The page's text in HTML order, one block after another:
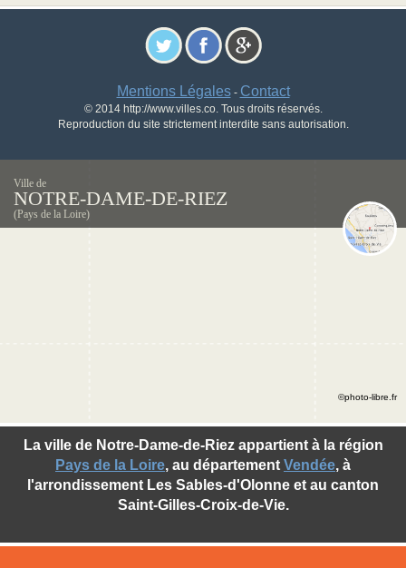
Mentions Légales- Contact
© 2014 http://www.villes.co. Tous droits réservés.
Reproduction du site strictement interdite sans autorisation.
Ville de
NOTRE-DAME-DE-RIEZ
(Pays de la Loire)
La ville de Notre-Dame-de-Riez appartient à la région
Pays de la Loire, au département Vendée, à
l'arrondissement Les Sables-d'Olonne et au canton
Saint-Gilles-Croix-de-Vie.
©photo-libre.fr